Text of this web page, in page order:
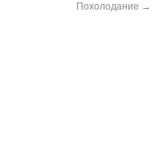
Похолодание →